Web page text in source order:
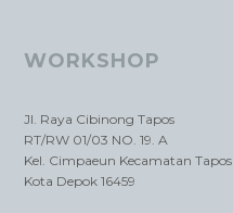
WORKSHOP
Jl. Raya Cibinong Tapos
RT/RW 01/03 NO. 19. A
Kel. Cimpaeun Kecamatan Tapos
Kota Depok 16459